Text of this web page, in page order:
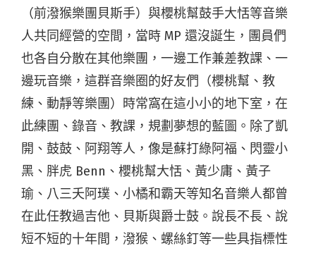
（前潑猴樂團貝斯手）與櫻桃幫鼓手大恬等音樂
人共同經營的空間，當時 MP 還沒誕生，團員們
也各自分散在其他樂團，一邊工作兼差教課、一
邊玩音樂，這群音樂圈的好友們（櫻桃幫、教
練、動靜等樂團）時常窩在這小小的地下室，在
此練團、錄音、教課，規劃夢想的藍圖。除了凱
開、鼓鼓、阿翔等人，像是蘇打綠阿福、閃靈小
黑、胖虎 Benn、櫻桃幫大恬、黃少庸、黃子
瑜、八三夭阿璞、小橘和霸天等知名音樂人都曾
在此任教過吉他、貝斯與爵士鼓。說長不長、說
短不短的十年間，潑猴、螺絲釘等一些具指標性